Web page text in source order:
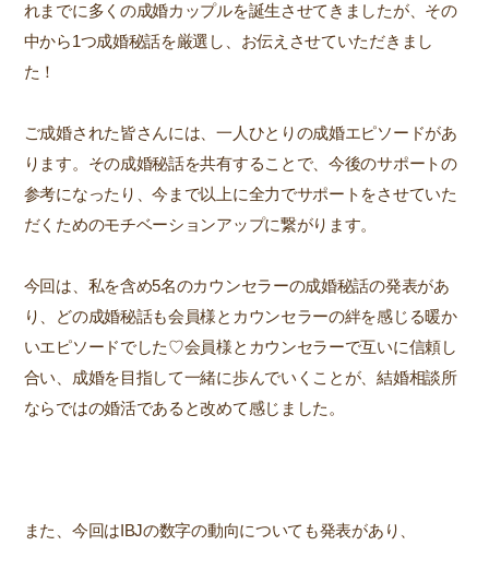
れまでに多くの成婚カップルを誕生させてきましたが、その
中から1つ成婚秘話を厳選し、お伝えさせていただきまし
た！
ご成婚された皆さんには、一人ひとりの成婚エピソードがあ
ります。その成婚秘話を共有することで、今後のサポートの
参考になったり、今まで以上に全力でサポートをさせていた
だくためのモチベーションアップに繋がります。
今回は、私を含め5名のカウンセラーの成婚秘話の発表があ
り、どの成婚秘話も会員様とカウンセラーの絆を感じる暖か
いエピソードでした♡会員様とカウンセラーで互いに信頼し
合い、成婚を目指して一緒に歩んでいくことが、結婚相談所
ならではの婚活であると改めて感じました。
また、今回はIBJの数字の動向についても発表があり、